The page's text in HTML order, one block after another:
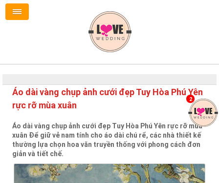
Áo dài vàng chụp ảnh cưới đẹp Tuy Hòa Phú Yên
rực rỡ mùa xuân
Áo dài vàng chụp ảnh cưới đẹp Tuy Hòa Phú Yên rực rỡ mùa
xuân Để giữ vẻ nam tính cho áo dài chú rể, các nhà thiết kế
thường lựa chọn hoa văn truyền thống với phong cách đơn
giản và tiết chế.
2